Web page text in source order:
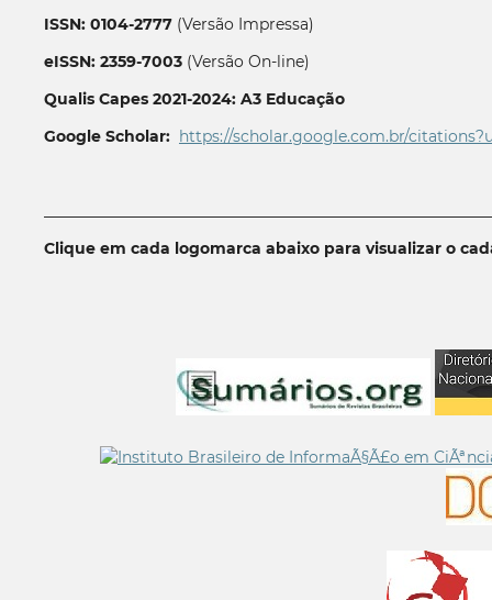
ISSN: 0104-2777(Versão Impressa)
eISSN: 2359-7003(Versão On-line)
Qualis Capes 2021-2024: A3 Educação
Google Scholar: https://scholar.google.com.br/
Clique em cada logomarca abaixo para visualizar o